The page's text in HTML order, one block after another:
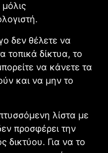
δεν θέλετε να
τοπικά δίκτυα, το
να κάνετε τα
και να μην το
λίστα με
προσφέρει την
δικτύου. Για να το